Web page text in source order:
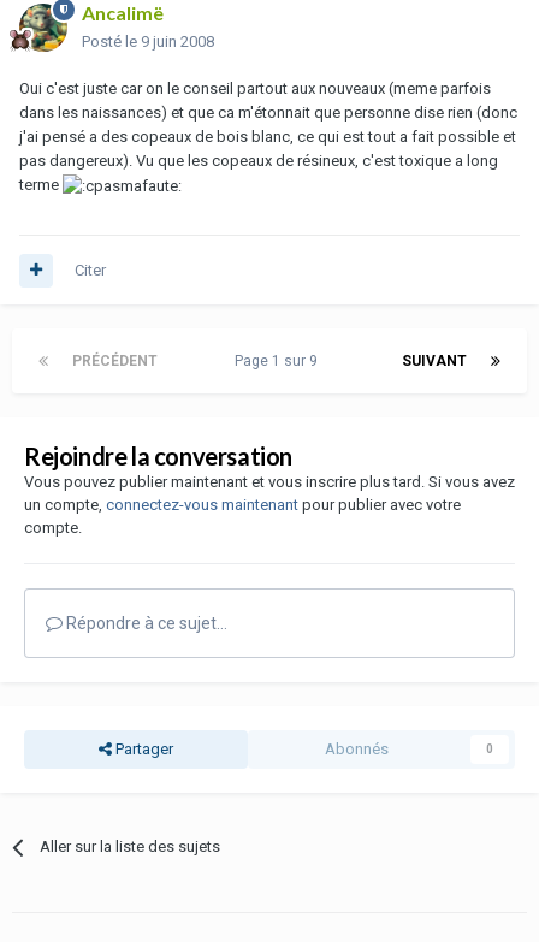
Ancalimë
Posté le 9 juin 2008
Oui c'est juste car on le conseil partout aux nouveaux (meme parfois
dans les naissances) et que ca m'étonnait que personne dise rien (donc
j'ai pensé a des copeaux de bois blanc, ce qui est tout a fait possible et
pas dangereux). Vu que les copeaux de résineux, c'est toxique a long
terme
Citer
PRÉCÉDENT SUIVANT
Page 1 sur 9
Rejoindre la conversation
Vous pouvez publier maintenant et vous inscrire plus tard. Si vous avez
un compte, connectez-vous maintenant pour publier avec votre
compte.
Répondre à ce sujet…
Partager Abonnés 0
Aller sur la liste des sujets